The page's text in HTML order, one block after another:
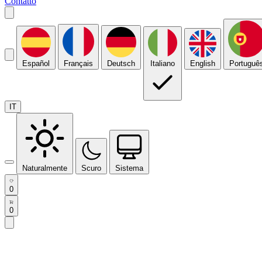
Español Français Deutsch Italiano English
IT
Naturalmente Scuro Sistema
0
0